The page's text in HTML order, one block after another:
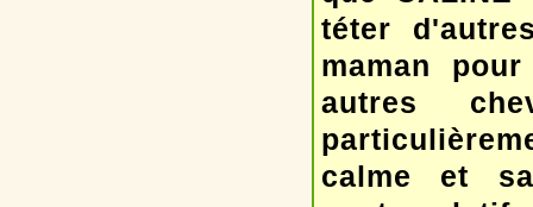
téter
maman
autres
calme et